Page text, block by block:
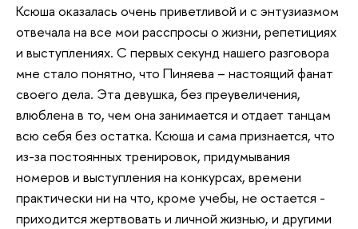
Ксюша оказалась очень приветливой и с энтузиазмом
отвечала на все мои расспросы о жизни, репетициях
и выступлениях. С первых секунд нашего разговора
мне стало понятно, что Пиняева – настоящий фанат
своего дела. Эта девушка, без преувеличения,
влюблена в то, чем она занимается и отдает танцам
всю себя без остатка. Ксюша и сама признается, что
из-за постоянных тренировок, придумывания
номеров и выступления на конкурсах, времени
практически ни на что, кроме учебы, не остается -
приходится жертвовать и личной жизнью, и другими